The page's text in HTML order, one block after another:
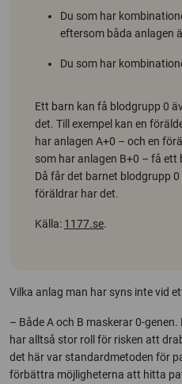
Du som har
eftersom båda anlagen
Du som har
Ett barn kan få blodgrupp 0
det. Till exempel kan en
har anlagen A+0 – och en
som har anlagen B+0 – få ett
Då får det barnet blodgrupp
föräldrar har det.
Källa: 1177.se.
Vilka anlag man har syns inte vid
– Både A och B maskerar 0-
har alltså stor roll för risken att
det här var standardmetoden för
förbättra möjligheterna att hitta